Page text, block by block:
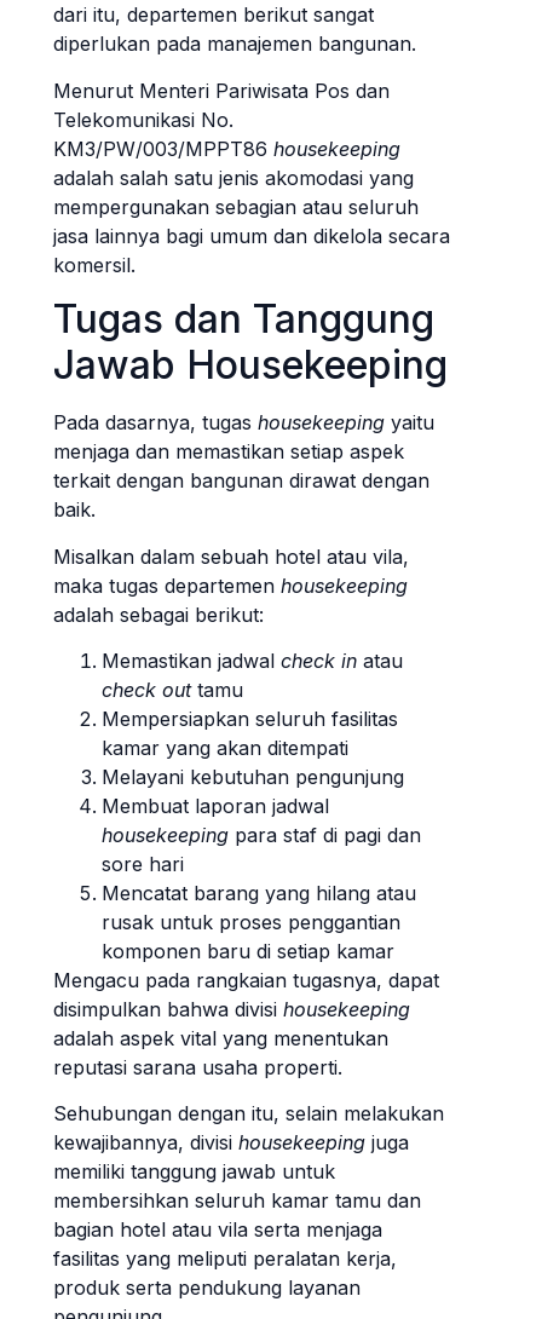
dari itu, departemen berikut sangat
diperlukan pada manajemen bangunan.
Menurut Menteri Pariwisata Pos dan
Telekomunikasi No.
KM3/PW/003/MPPT86 housekeeping
adalah salah satu jenis akomodasi yang
mempergunakan sebagian atau seluruh
jasa lainnya bagi umum dan dikelola secara
komersil.
Tugas dan Tanggung
Jawab Housekeeping
Pada dasarnya, tugas housekeeping yaitu
menjaga dan memastikan setiap aspek
terkait dengan bangunan dirawat dengan
baik.
Misalkan dalam sebuah hotel atau vila,
maka tugas departemen housekeeping
adalah sebagai berikut:
Memastikan jadwal check in atau
check out tamu
Mempersiapkan seluruh fasilitas
kamar yang akan ditempati
Melayani kebutuhan pengunjung
Membuat laporan jadwal
housekeeping para staf di pagi dan
sore hari
Mencatat barang yang hilang atau
rusak untuk proses penggantian
komponen baru di setiap kamar
Mengacu pada rangkaian tugasnya, dapat
disimpulkan bahwa divisi housekeeping
adalah aspek vital yang menentukan
reputasi sarana usaha properti.
Sehubungan dengan itu, selain melakukan
kewajibannya, divisi housekeeping juga
memiliki tanggung jawab untuk
membersihkan seluruh kamar tamu dan
bagian hotel atau vila serta menjaga
fasilitas yang meliputi peralatan kerja,
produk serta pendukung layanan